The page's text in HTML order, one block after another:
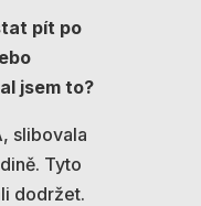
pít po
jsem to?
slibovala
Tyto
dodržet.